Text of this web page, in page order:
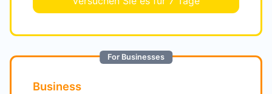
For Businesses
Business